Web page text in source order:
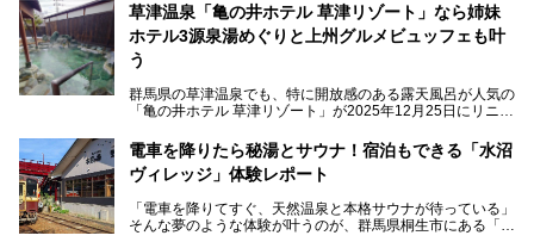
草津温泉「亀の井ホテル 草津リゾート」なら姉妹
ホテル3源泉湯めぐりと上州グルメビュッフェも叶
う
群馬県の草津温泉でも、特に開放感のある露天風呂が人気の
「亀の井ホテル 草津リゾート」が2025年12月25日にリニュ
ロビーや客室が綺麗になって、上州グルメにこだわったビュ
ッフェも人気！アクセスはシャトルバスで楽々、さらに草津
温泉にある姉妹ホテルの「草津温泉 大東舘」「亀の井ホテ
今回はそんな「亀の井ホテル 草津リゾート」を徹底レポー
電車を降りたら秘湯とサウナ！宿泊もできる「水沼
ヴィレッジ」体験レポート
「電車を降りてすぐ、天然温泉と本格サウナが待っている」
そんな夢のような体験が叶うのが、群馬県桐生市にある「駅